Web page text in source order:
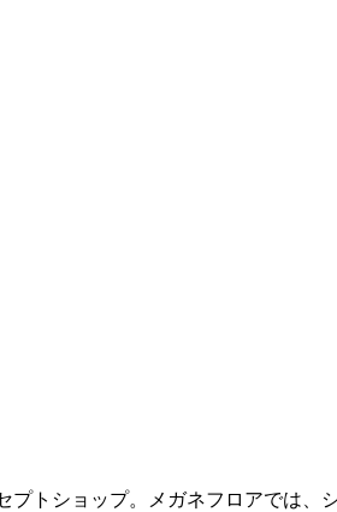
トショップ。メガネフロアでは、